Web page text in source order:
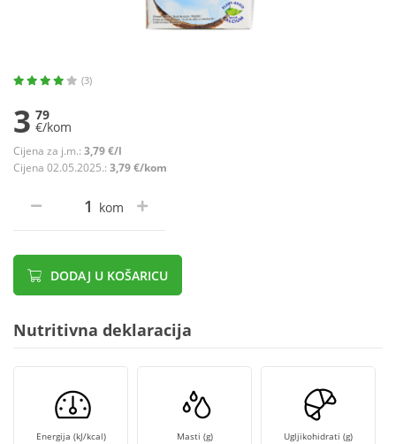
(3)
3 79
€/kom
Cijena za j.m.: 3,79 €/l
Cijena 02.05.2025.: 3,79 €/kom
kom
DODAJ U KOŠARICU
Nutritivna deklaracija
Energija (kJ/kcal) Masti (g) Ugljikohidrati (g)